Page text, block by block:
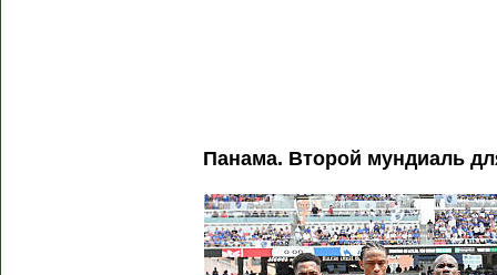
Панама. Второй мундиаль